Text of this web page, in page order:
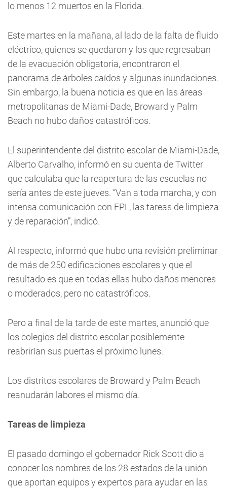
lo menos 12 muertos en la Florida.
Este martes en la mañana, al lado de la falta de fluido
eléctrico, quienes se quedaron y los que regresaban
de la evacuación obligatoria, encontraron el
panorama de árboles caídos y algunas inundaciones.
Sin embargo, la buena noticia es que en las áreas
metropolitanas de Miami-Dade, Broward y Palm
Beach no hubo daños catastróficos.
El superintendente del distrito escolar de Miami-Dade,
Alberto Carvalho, informó en su cuenta de Twitter
que calculaba que la reapertura de las escuelas no
sería antes de este jueves. “Van a toda marcha, y con
intensa comunicación con FPL, las tareas de limpieza
y de reparación”, indicó.
Al respecto, informó que hubo una revisión preliminar
de más de 250 edificaciones escolares y que el
resultado es que en todas ellas hubo daños menores
o moderados, pero no catastróficos.
Pero a final de la tarde de este martes, anunció que
los colegios del distrito escolar posiblemente
reabrirían sus puertas el próximo lunes.
Los distritos escolares de Broward y Palm Beach
reanudarán labores el mismo día.
Tareas de limpieza
El pasado domingo el gobernador Rick Scott dio a
conocer los nombres de los 28 estados de la unión
que aportan equipos y expertos para ayudar en las